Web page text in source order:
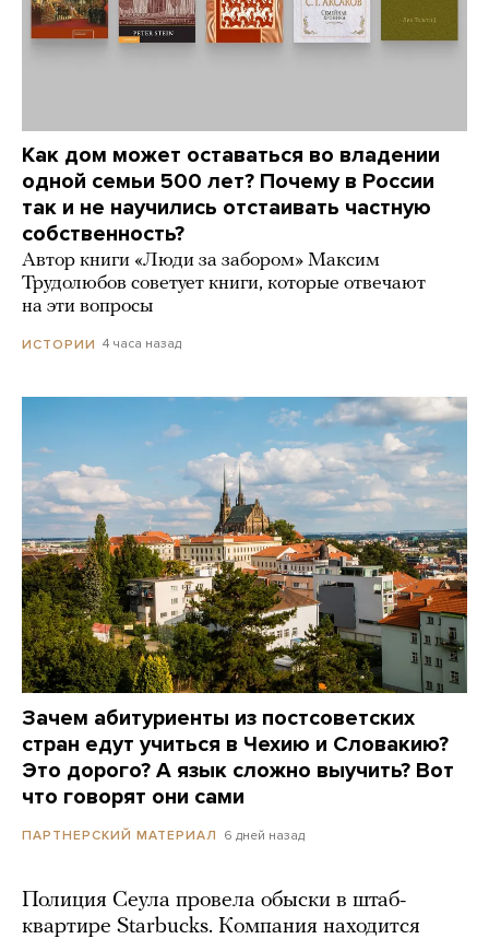
Как дом может оставаться во владении
одной семьи 500 лет? Почему в России
так и не научились отстаивать частную
собственность?
Автор книги «Люди за забором» Максим
Трудолюбов советует книги, которые отвечают
на эти вопросы
ИСТОРИИ 4 часа назад
Зачем абитуриенты из постсоветских
стран едут учиться в Чехию и Словакию?
Это дорого? А язык сложно выучить? Вот
что говорят они сами
ПАРТНЕРСКИЙ МАТЕРИАЛ 6 дней назад
Полиция Сеула провела обыски в штаб-
квартире Starbucks. Компания находится